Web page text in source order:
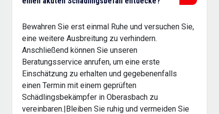
Bewahren Sie erst einmal Ruhe und versuchen Sie,
eine weitere Ausbreitung zu verhindern.
Anschließend können Sie unseren
Beratungsservice anrufen, um eine erste
Einschätzung zu erhalten und gegebenenfalls
einen Termin mit einem geprüften
Schädlingsbekämpfer in Oberasbach zu
vereinbaren.|Bleiben Sie ruhig und vermeiden Sie